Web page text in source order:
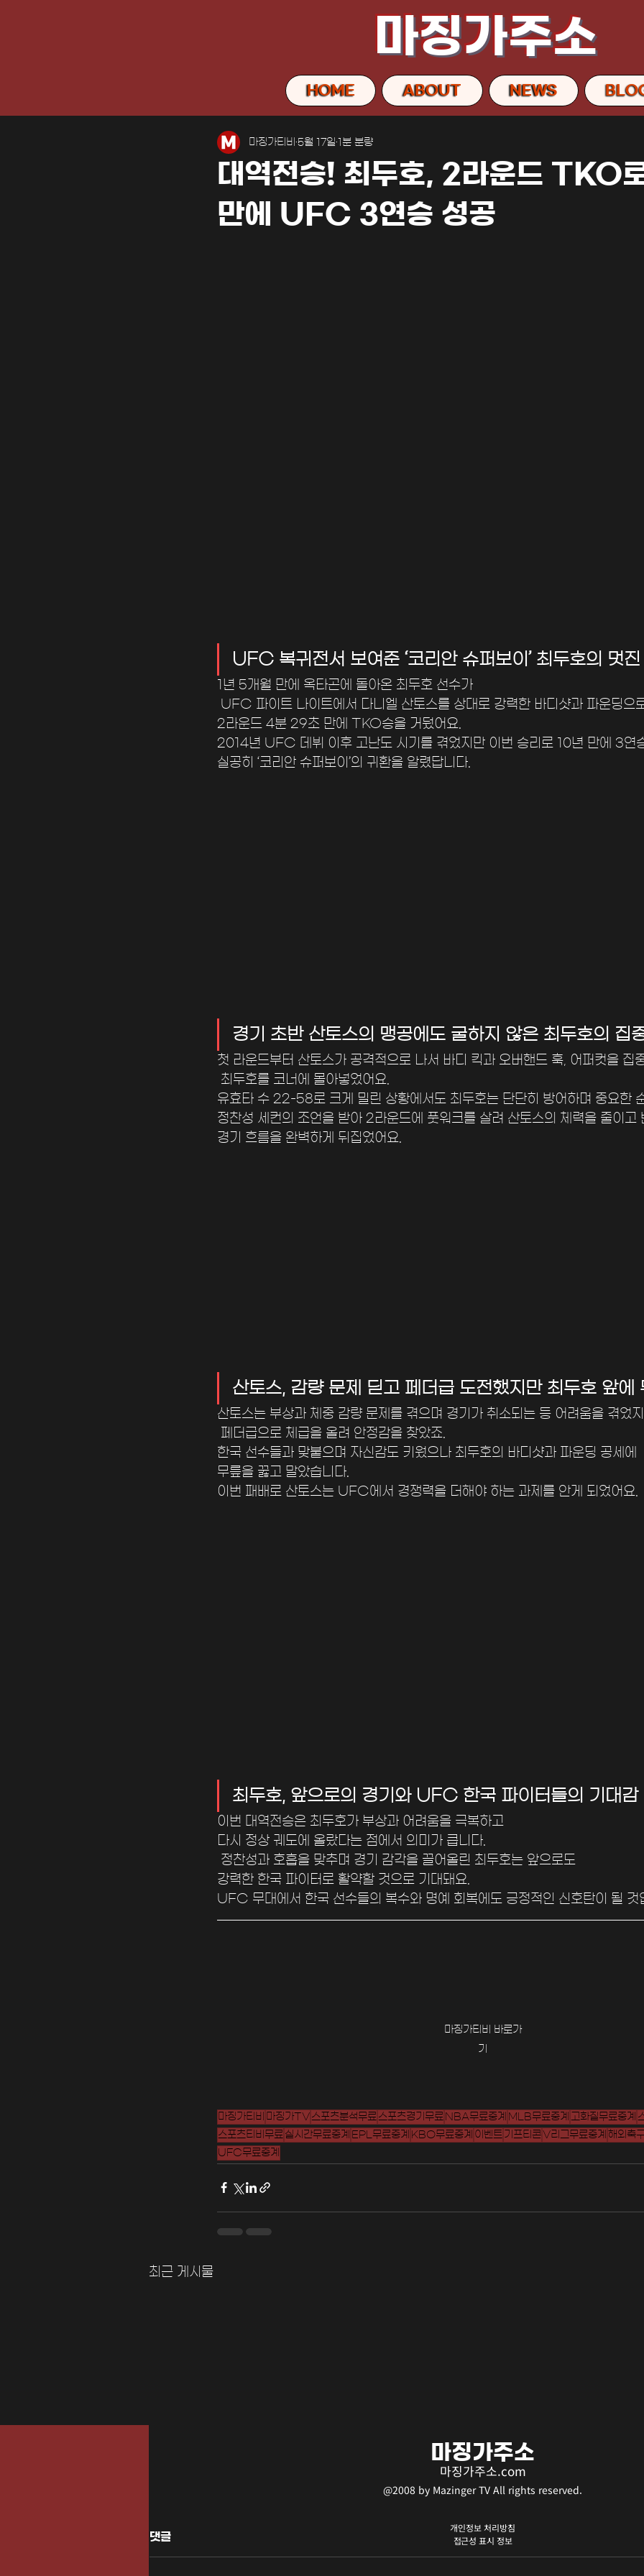
마징가주소
HOME ABOUT NEWS
대역전승! 최두호, 2라운드 TKO
만에 UFC 3연승 성공
마징가티비 5월 17일 1분 분량
UFC 복귀전서 보여준 ‘코리안 슈퍼보이’ 최두호의 멋
1년 5개월 만에 옥타곤에 돌아온 최두호 선수가
UFC 파이트 나이트에서 다니엘 산토스를 상대로 강력한 바디샷과 파운딩으
2라운드 4분 29초 만에 TKO승을 거뒀어요.
2014년 UFC 데뷔 이후 고난도 시기를 겪었지만 이번 승리로 10년 만에 3연
실공히 ‘코리안 슈퍼보이’의 귀환을 알렸답니다.
경기 초반 산토스의 맹공에도 굴하지 않은 최두호의 집
첫 라운드부터 산토스가 공격적으로 나서 바디 킥과 오버핸드 훅, 어퍼컷을 집
최두호를 코너에 몰아넣었어요.
유효타 수 22-58로 크게 밀린 상황에서도 최두호는 단단히 방어하며 중요한
정찬성 세컨의 조언을 받아 2라운드에 풋워크를 살려 산토스의 체력을 줄이고
경기 흐름을 완벽하게 뒤집었어요.
산토스, 감량 문제 딛고 페더급 도전했지만 최두호 앞에
산토스는 부상과 체중 감량 문제를 겪으며 경기가 취소되는 등 어려움을 겪었
페더급으로 체급을 올려 안정감을 찾았죠.
한국 선수들과 맞붙으며 자신감도 키웠으나 최두호의 바디샷과 파운딩 공세에
무릎을 꿇고 말았습니다.
이번 패배로 산토스는 UFC에서 경쟁력을 더해야 하는 과제를 안게 되었어요.
최두호, 앞으로의 경기와 UFC 한국 파이터들의 기대감
이번 대역전승은 최두호가 부상과 어려움을 극복하고
다시 정상 궤도에 올랐다는 점에서 의미가 큽니다.
정찬성과 호흡을 맞추며 경기 감각을 끌어올린 최두호는 앞으로도
강력한 한국 파이터로 활약할 것으로 기대돼요.
UFC 무대에서 한국 선수들의 복수와 명예 회복에도 긍정적인 신호탄이 될 것
마징가티비 바로가
기
마징가티비 마징가TV 스포츠분석무료 스포츠경기무료 NBA무료중계 MLB무료중계 고화질무료중계
스포츠티비무료 실시간무료중계 EPL무료중계 KBO무료중계 이벤트 기프티콘V리그무료중계 해외축
UFC무료중계
최근 게시물
댓글
마징가주소
마징가주소.com
@2008 by Mazinger TV All rights reserved.
개인정보 처리방침
​접근성 표시 정보